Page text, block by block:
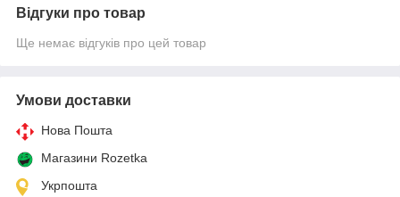
Відгуки про товар
Ще немає відгуків про цей товар
Умови доставки
Нова Пошта
Магазини Rozetka
Укрпошта